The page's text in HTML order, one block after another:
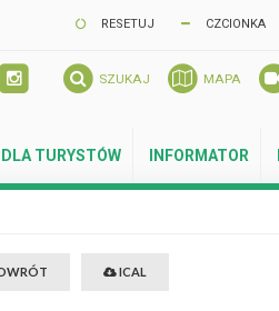
RESETUJ CZCIONKA
SZUKAJ MAPA
DLA TURYSTÓW INFORMATOR
ICAL